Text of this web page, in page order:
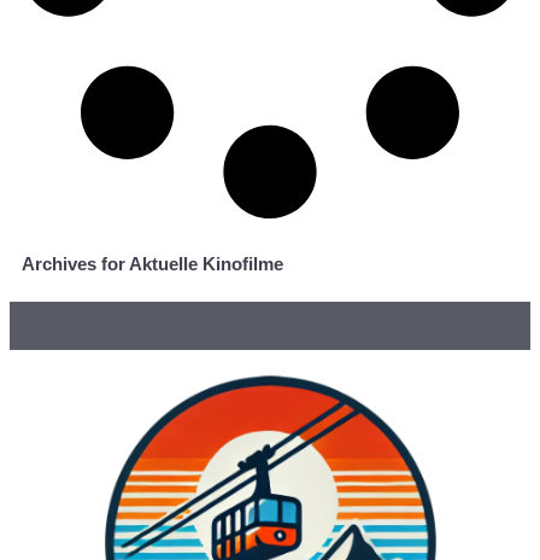
Archives for Aktuelle Kinofilme